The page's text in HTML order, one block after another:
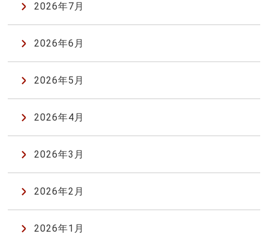
2026年7月
2026年6月
2026年5月
2026年4月
2026年3月
2026年2月
2026年1月